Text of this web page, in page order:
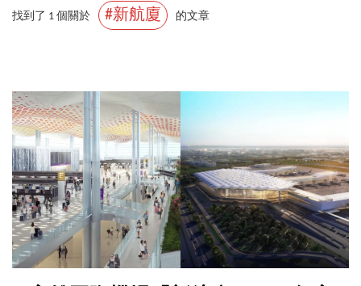
找到了 1 個關於 #新航廈 的文章